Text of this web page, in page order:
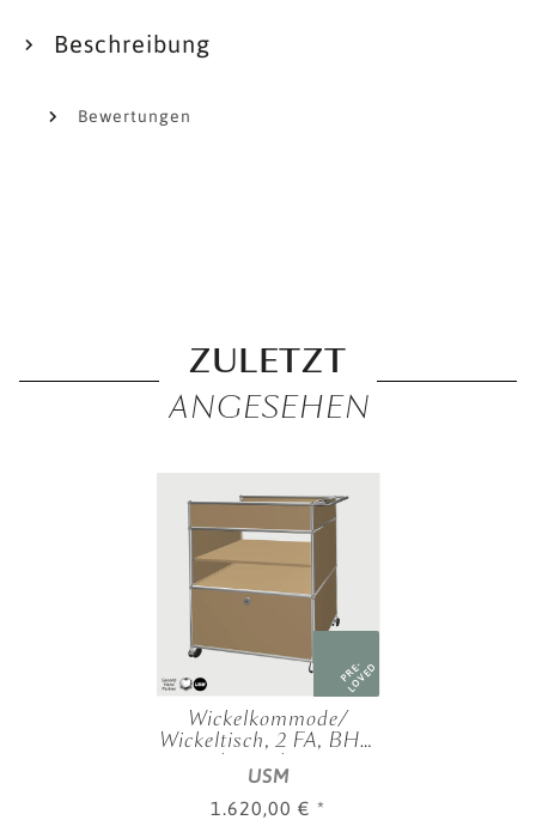
Beschreibung
Bewertungen
ZULETZT
ANGESEHEN
PRE-
LOVED
Wickelkommode/
Wickeltisch, 2 FA, BHT:
0,75 | 0,95 | 0,50 m,
verschied. Farben
USM
1.620,00 € *